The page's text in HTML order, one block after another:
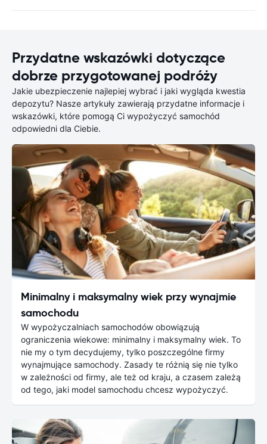
Przydatne wskazówki dotyczące
dobrze przygotowanej podróży
Jakie ubezpieczenie najlepiej wybrać i jaki wygląda kwestia
depozytu? Nasze artykuły zawierają przydatne informacje i
wskazówki, które pomogą Ci wypożyczyć samochód
odpowiedni dla Ciebie.
Minimalny i maksymalny wiek przy wynajmie
samochodu
W wypożyczalniach samochodów obowiązują
ograniczenia wiekowe: minimalny i maksymalny wiek. To
nie my o tym decydujemy, tylko poszczególne firmy
wynajmujące samochody. Zasady te różnią się nie tylko
w zależności od firmy, ale też od kraju, a czasem zależą
od tego, jaki model samochodu chcesz wypożyczyć.